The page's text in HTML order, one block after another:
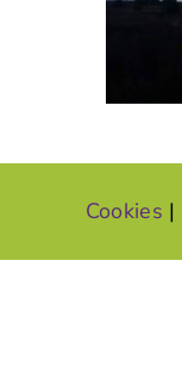
Cookies |